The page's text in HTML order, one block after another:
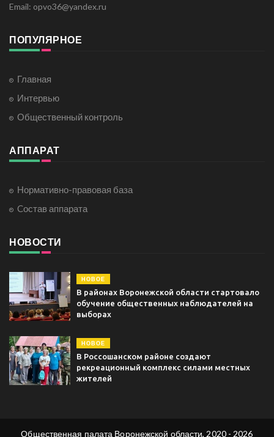
Email: opvo36@yandex.ru
ПОПУЛЯРНОЕ
Главная
Интервью
Общественный контроль
АППАРАТ
Нормативно-правовая база
Cостав аппарата
НОВОСТИ
НОВОЕ
В районах Воронежской области стартовало
обучение общественных наблюдателей на
выборах
НОВОЕ
В Россошанском районе создают
рекреационный комплекс силами местных
жителей
Общественная палата Воронежской области, 2020 - 2026